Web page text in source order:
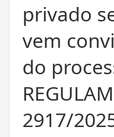
privado
vem
do
2917/